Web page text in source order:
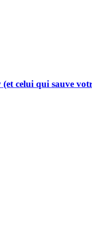
celui qui sauve